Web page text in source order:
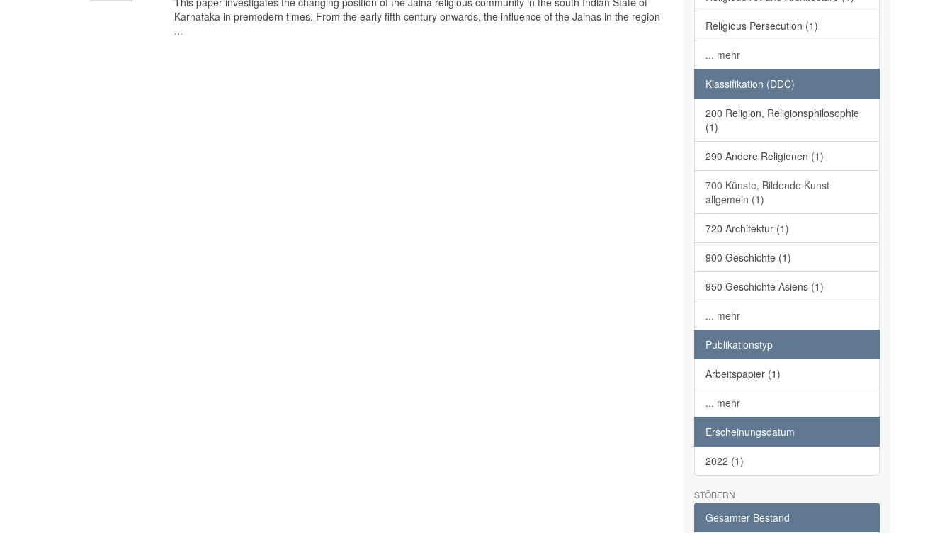
Karnataka in premodern times. From the early fifth century onwards, the influence of the Jainas in the region
...
Religious Persecution (1)
... mehr
Klassifikation (DDC)
200 Religion, Religionsphilosophie
(1)
290 Andere Religionen (1)
700 Künste, Bildende Kunst
allgemein (1)
720 Architektur (1)
900 Geschichte (1)
950 Geschichte Asiens (1)
... mehr
Publikationstyp
Arbeitspapier (1)
... mehr
Erscheinungsdatum
2022 (1)
STÖBERN
Gesamter Bestand